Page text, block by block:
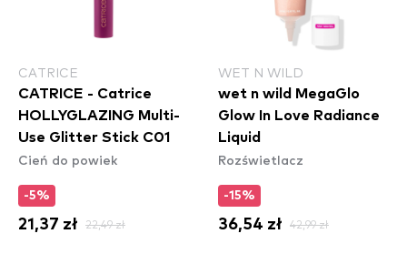
CATRICE
CATRICE - Catrice
HOLLYGLAZING Multi-
Use Glitter Stick C01
Cień do powiek
-5%
21,37 zł 22,49 zł
WET N WILD
wet n wild MegaGlo
Glow In Love Radiance
Liquid
Rozświetlacz
-15%
36,54 zł 42,99 zł